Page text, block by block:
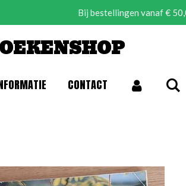
Bij bestellingen vanaf €
CONTACT